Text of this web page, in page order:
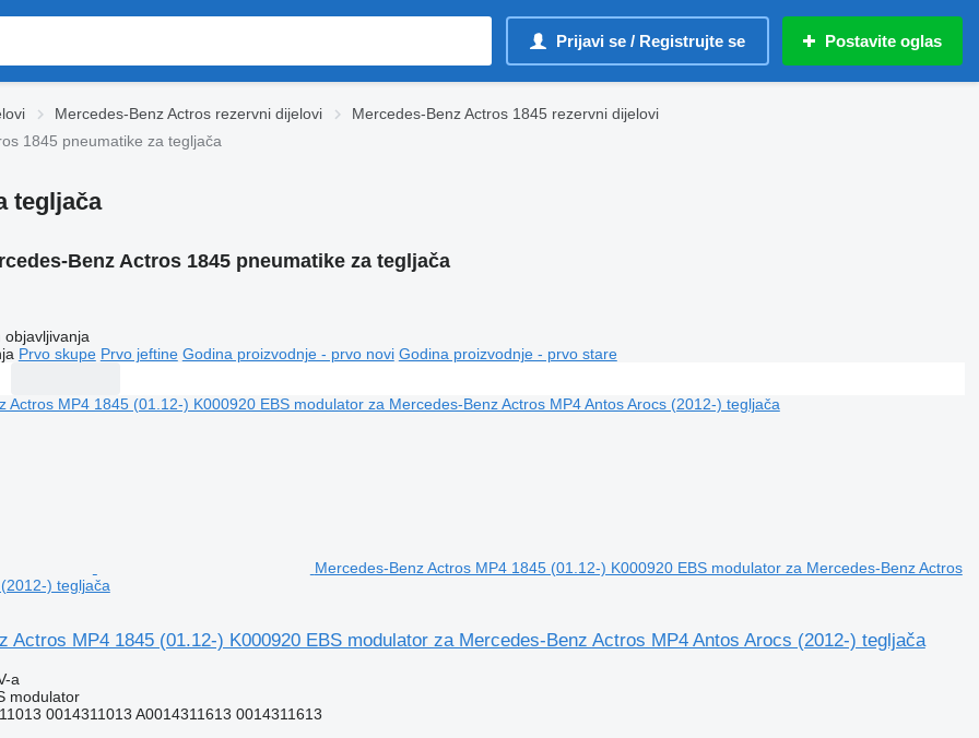
Prijavi se / Registrujte se Postavite oglas
Mercedes-Benz Actros rezervni dijelovi
Mercedes-Benz Actros 1845 rezervni dijelovi
1845 pneumatikе za tegljača
tegljača
Benz Actros 1845 pneumatikе za tegljača
objavljivanja
Prvo skupe Prvo jeftine Godina proizvodnje - prvo novi Godina proizvodnje - prvo stare
Mercedes-Benz Actros MP4 1845 (01.12-) K000920 EBS modulator za Mercedes-Benz Actros
) tegljača
Actros MP4 1845 (01.12-) K000920 EBS modulator za Mercedes-Benz Actros MP4 Antos Arocs (2012-) tegljača
a
modulator
0014311013 A0014311613 0014311613